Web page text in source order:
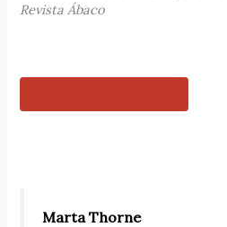
Revista Ábaco
Marta Thorne